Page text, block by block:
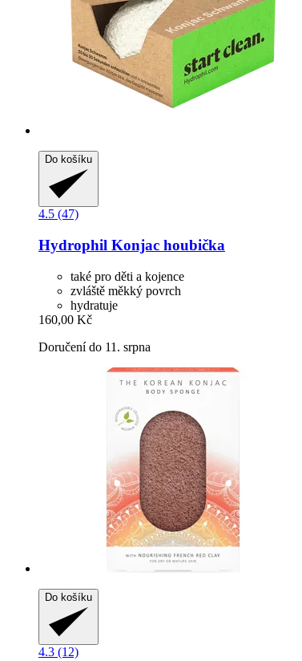
Do košíku
4.5 (47)
Hydrophil Konjac houbička
také pro děti a kojence
zvláště měkký povrch
hydratuje
160,00 Kč
Doručení do 11. srpna
Do košíku
4.3 (12)